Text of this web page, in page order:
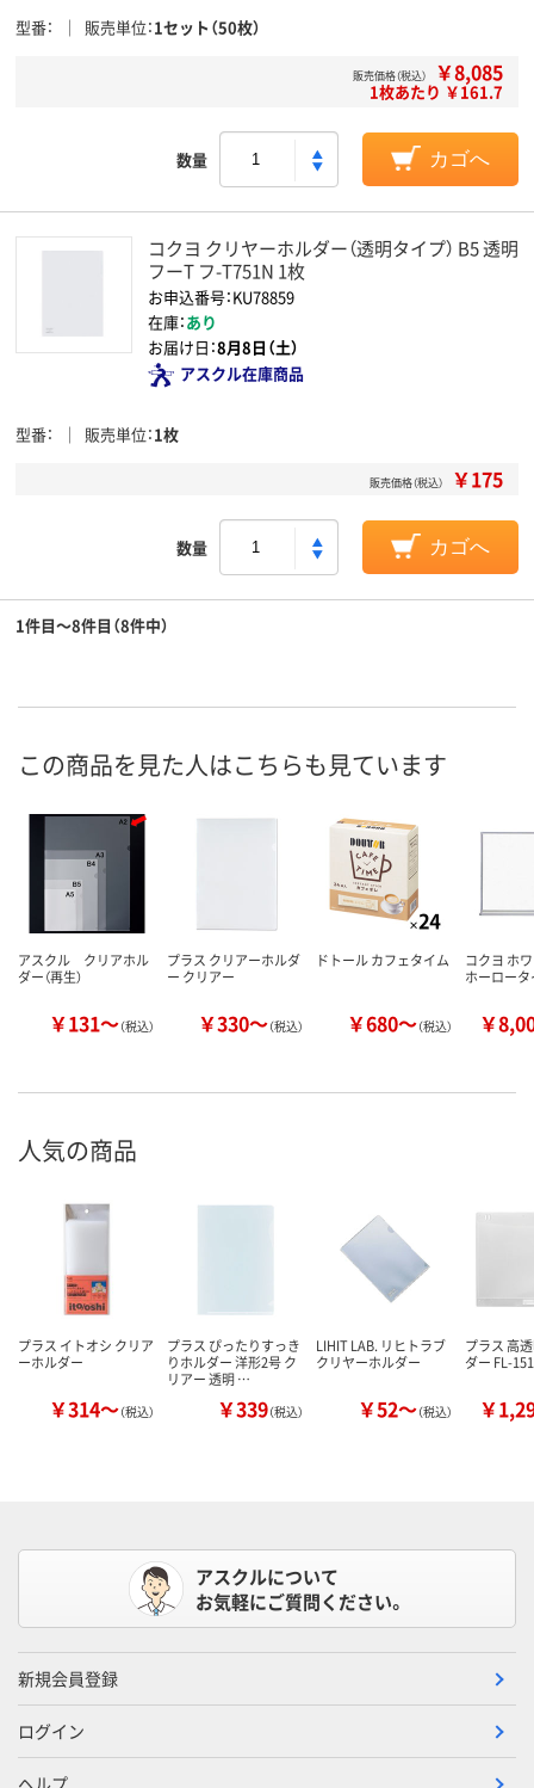
型番 販売単位 1セット（50枚）
販売価格（税込） ￥8,085
1枚あたり ￥161.7
数量 カゴへ
コクヨ クリヤーホルダー（透明タイプ） B5 透明
フーT フ-T751N 1枚
お申込番号：KU78859
在庫：あり
お届け日：8月8日（土）
アスクル在庫商品
型番 販売単位 1枚
販売価格（税込） ￥175
数量 カゴへ
1件目～8件目（8件中）
この商品を見た人はこちらも見ています
アスクル クリアホル
ダー（再生）
￥131～（税込）
プラス クリアーホルダ
ー クリアー
￥330～（税込）
ドトール カフェタイム
￥680～（税込）
コクヨ ホ
ホーロー
￥
人気の商品
プラス イトオシ クリア
ーホルダー
￥314～（税込）
プラス ぴったりすっき
りホルダー 洋形2号 ク
リアー 透明 …
￥339（税込）
LIHIT LAB. リヒトラブ
クリヤーホルダー
￥52～（税込）
プラス 高
ダー FL-
￥
アスクルについて
お気軽にご質問ください。
新規会員登録
ログイン
ヘルプ